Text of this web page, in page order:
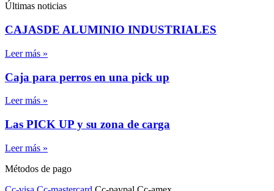
Últimas noticias
CAJASDE ALUMINIO INDUSTRIALES
Leer más »
Caja para perros en una pick up
Leer más »
Las PICK UP y su zona de carga
Leer más »
Métodos de pago